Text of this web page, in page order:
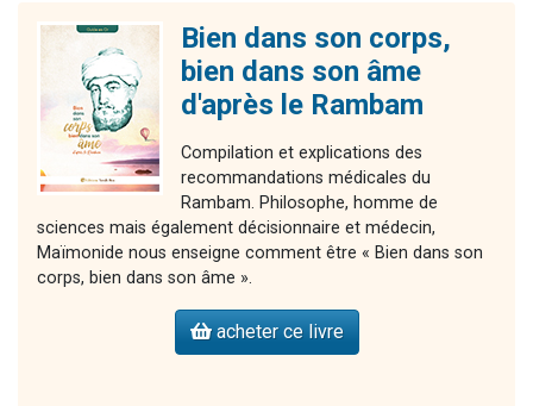
Bien dans son corps,
bien dans son âme
d'après le Rambam
Compilation et explications des
recommandations médicales du
Rambam. Philosophe, homme de
sciences mais également décisionnaire et médecin,
Maïmonide nous enseigne comment être « Bien dans son
corps, bien dans son âme ».
acheter ce livre